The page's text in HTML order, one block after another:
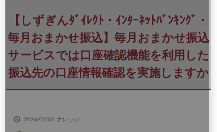
だ
さ
い
【しずぎんﾀﾞｲﾚｸﾄ・ｲﾝﾀｰﾈｯﾄﾊﾞﾝｷﾝｸﾞ・
毎月おまかせ振込】毎月おまかせ振込
サービスでは口座確認機能を利用した
振込先の口座情報確認を実施しますか
2026/02/08 ナレッジ